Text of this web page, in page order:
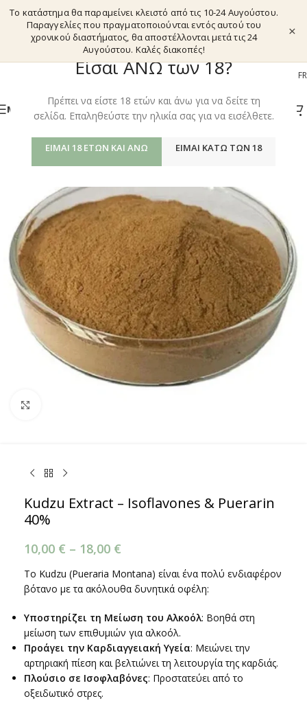
Είσαι ΑΝΩ των 18?
Πρέπει να είστε 18 ετών και άνω για να δείτε τη
σελίδα. Επαληθεύστε την ηλικία σας για να εισέλθετε.
ΕΊΜΑΙ 18 ΕΤΏΝ ΚΑΙ ΆΝΩ ΕΊΜΑΙ ΚΆΤΩ ΤΩΝ 18
Το κατάστημα θα παραμείνει κλειστό από τις 10-24 Αυγούστου.
Παραγγελίες που πραγματοποιούνται εντός αυτού του
χρονικού διαστήματος, θα αποστέλλονται μετά τις 24
Αυγούστου. Καλές διακοπές!
×
EL FR
ΜΕΝΟΎ
Kudzu Extract – Isoflavones & Puerarin
40%
10,00 € – 18,00 €
Το Kudzu (Pueraria Montana) είναι ένα πολύ ενδιαφέρον
βότανο με τα ακόλουθα δυνητικά οφέλη:
Υποστηρίζει τη Μείωση του Αλκοόλ: Βοηθά στη
μείωση των επιθυμιών για αλκοόλ.
Προάγει την Καρδιαγγειακή Υγεία: Μειώνει την
αρτηριακή πίεση και βελτιώνει τη λειτουργία της καρδιάς.
Πλούσιο σε Ισοφλαβόνες: Προστατεύει από το
οξειδωτικό στρες.